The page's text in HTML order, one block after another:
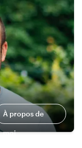
À propos de
moi